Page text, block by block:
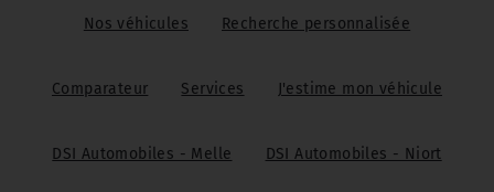
Nos véhicules Recherche personnalisée
Comparateur Services J'estime mon véhicule
DSI Automobiles - Melle DSI Automobiles - Niort